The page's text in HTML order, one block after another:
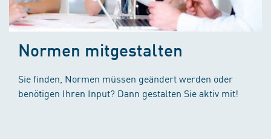
Normen mitgestalten
Sie finden, Normen müssen geändert werden oder
benötigen Ihren Input? Dann gestalten Sie aktiv mit!